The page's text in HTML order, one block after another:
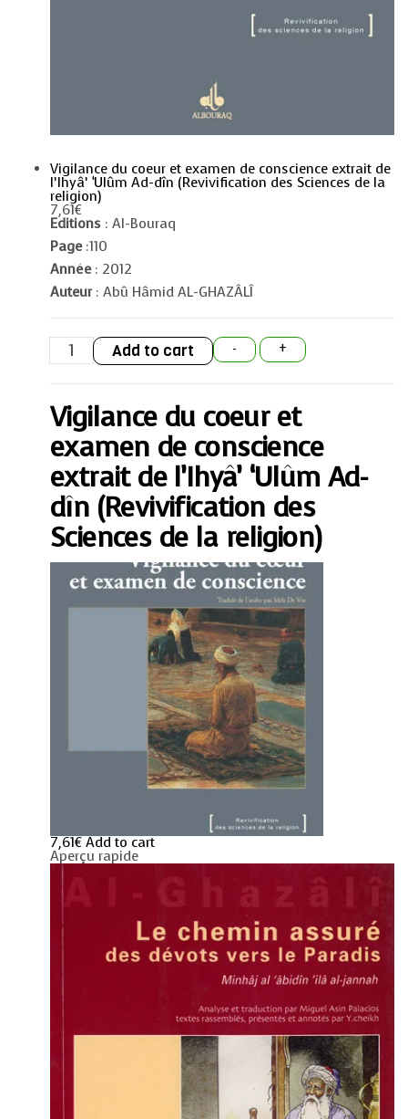
Vigilance du coeur et examen de conscience extrait de
l’Ihyâ’ ‘Ulûm Ad-dîn (Revivification des Sciences de la
religion)
7,61€
Editions : Al-Bouraq
Page:110
Année : 2012
Auteur : Abû Hâmid AL-GHAZÂLÎ
-
Vigilance
coeur
de
conscience
extrait
de
l'Ihyâ'
'Ulûm
Ad-
dîn
(Revivification
des
Sciences
de
religion)
+
Add to cart
Vigilance du coeur et
examen de conscience
extrait de l’Ihyâ’ ‘Ulûm Ad-
dîn (Revivification des
Sciences de la religion)
7,61€ Add to cart
Aperçu rapide